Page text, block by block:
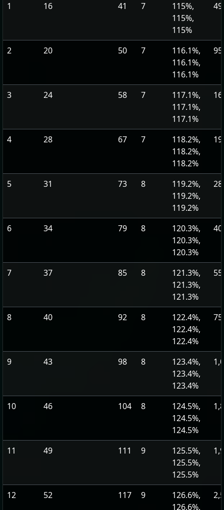
1
16 41 7
115%,
115%,
115%
2 20 50 7
116.1%,
116.1%,
116.1%
3 24 58 7
117.1%,
117.1%,
117.1%
4 28 67 7
118.2%,
118.2%,
118.2%
5 31 73 8
119.2%,
119.2%,
119.2%
6 34 79 8
120.3%,
120.3%,
120.3%
7 37 85 8
121.3%,
121.3%,
121.3%
8 40 92 8
122.4%,
122.4%,
122.4%
9 43 98 8
123.4%,
123.4%,
123.4%
10 46 104 8
124.5%,
124.5%,
124.5%
11 49 111 9
125.5%,
125.5%,
125.5%
12 52 117 9
126.6%,
126.6%,